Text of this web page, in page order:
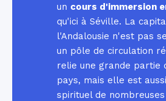
un cours d'immersion
qu'ici à Séville. La
l'Andalousie n'est pas
un pôle de circulation
relie une grande partie
pays, mais elle est
spirituel de